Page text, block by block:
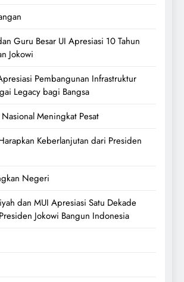
Guru Besar UI Apresiasi 10 Tahun
Jokowi
Pembangunan Infrastruktur
Legacy bagi Bangsa
Meningkat Pesat
Keberlanjutan dari Presiden
Negeri
dan MUI Apresiasi Satu Dekade
Jokowi Bangun Indonesia